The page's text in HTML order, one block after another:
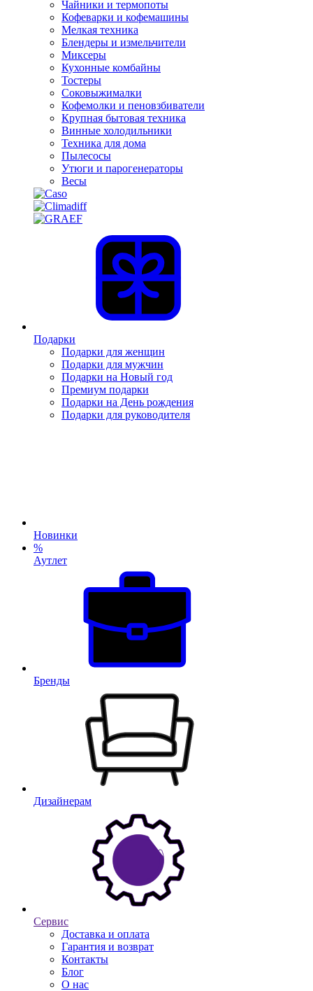
Чайники и термопоты
Кофеварки и кофемашины
Мелкая техника
Блендеры и измельчители
Миксеры
Кухонные комбайны
Тостеры
Соковыжималки
Кофемолки и пеновзбиватели
Крупная бытовая техника
Винные холодильники
Техника для дома
Пылесосы
Утюги и парогенераторы
Весы
Подарки
Подарки для женщин
Подарки для мужчин
Подарки на Новый год
Премиум подарки
Подарки на День рождения
Подарки для руководителя
Новинки
%
Аутлет
Бренды
Дизайнерам
Сервис
Доставка и оплата
Гарантия и возврат
Контакты
Блог
О нас